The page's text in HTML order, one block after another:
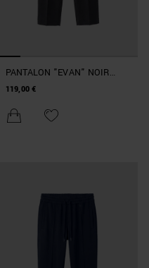
PANTALON "EVAN" NOIR
RELAXED FIT EN VISCOSE
MÉTALLIQUE SUR LE
119,00 €